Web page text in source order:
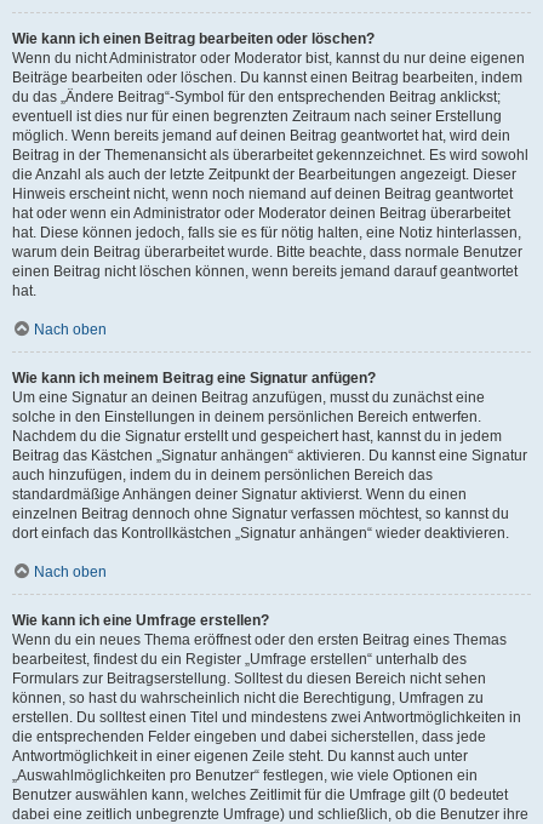
Wie kann ich einen Beitrag bearbeiten oder löschen?
Wenn du nicht Administrator oder Moderator bist, kannst du nur deine eigenen
Beiträge bearbeiten oder löschen. Du kannst einen Beitrag bearbeiten, indem
du das „Ändere Beitrag“-Symbol für den entsprechenden Beitrag anklickst;
eventuell ist dies nur für einen begrenzten Zeitraum nach seiner Erstellung
möglich. Wenn bereits jemand auf deinen Beitrag geantwortet hat, wird dein
Beitrag in der Themenansicht als überarbeitet gekennzeichnet. Es wird sowohl
die Anzahl als auch der letzte Zeitpunkt der Bearbeitungen angezeigt. Dieser
Hinweis erscheint nicht, wenn noch niemand auf deinen Beitrag geantwortet
hat oder wenn ein Administrator oder Moderator deinen Beitrag überarbeitet
hat. Diese können jedoch, falls sie es für nötig halten, eine Notiz hinterlassen,
warum dein Beitrag überarbeitet wurde. Bitte beachte, dass normale Benutzer
einen Beitrag nicht löschen können, wenn bereits jemand darauf geantwortet
hat.
Nach oben
Wie kann ich meinem Beitrag eine Signatur anfügen?
Um eine Signatur an deinen Beitrag anzufügen, musst du zunächst eine
solche in den Einstellungen in deinem persönlichen Bereich entwerfen.
Nachdem du die Signatur erstellt und gespeichert hast, kannst du in jedem
Beitrag das Kästchen „Signatur anhängen“ aktivieren. Du kannst eine Signatur
auch hinzufügen, indem du in deinem persönlichen Bereich das
standardmäßige Anhängen deiner Signatur aktivierst. Wenn du einen
einzelnen Beitrag dennoch ohne Signatur verfassen möchtest, so kannst du
dort einfach das Kontrollkästchen „Signatur anhängen“ wieder deaktivieren.
Nach oben
Wie kann ich eine Umfrage erstellen?
Wenn du ein neues Thema eröffnest oder den ersten Beitrag eines Themas
bearbeitest, findest du ein Register „Umfrage erstellen“ unterhalb des
Formulars zur Beitragserstellung. Solltest du diesen Bereich nicht sehen
können, so hast du wahrscheinlich nicht die Berechtigung, Umfragen zu
erstellen. Du solltest einen Titel und mindestens zwei Antwortmöglichkeiten in
die entsprechenden Felder eingeben und dabei sicherstellen, dass jede
Antwortmöglichkeit in einer eigenen Zeile steht. Du kannst auch unter
„Auswahlmöglichkeiten pro Benutzer“ festlegen, wie viele Optionen ein
Benutzer auswählen kann, welches Zeitlimit für die Umfrage gilt (0 bedeutet
dabei eine zeitlich unbegrenzte Umfrage) und schließlich, ob die Benutzer ihre